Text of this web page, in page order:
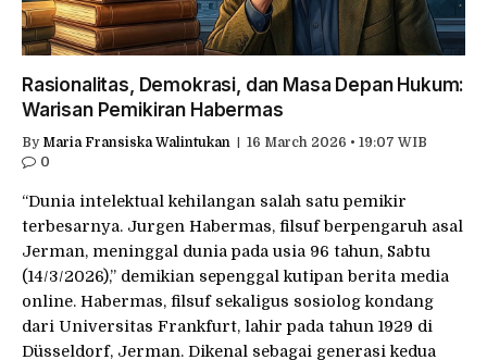
Rasionalitas, Demokrasi, dan Masa Depan Hukum:
Warisan Pemikiran Habermas
By Maria Fransiska Walintukan
16 March 2026 • 19:07 WIB
0
“Dunia intelektual kehilangan salah satu pemikir
terbesarnya. Jurgen Habermas, filsuf berpengaruh asal
Jerman, meninggal dunia pada usia 96 tahun, Sabtu
(14/3/2026),” demikian sepenggal kutipan berita media
online. Habermas, filsuf sekaligus sosiolog kondang
dari Universitas Frankfurt, lahir pada tahun 1929 di
Düsseldorf, Jerman. Dikenal sebagai generasi kedua